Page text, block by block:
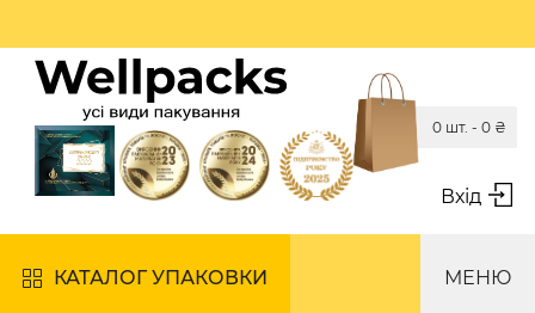
Вхід
0 шт. - 0 ₴
КАТАЛОГ УПАКОВКИ МЕНЮ